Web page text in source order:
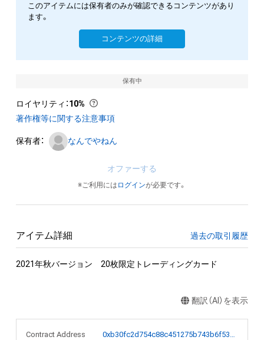
このアイテムには保有者のみが確認できるコンテンツがあり
ます。
コンテンツの詳細
保有中
ロイヤリティ ：10%
著作権等に関する注意事項
保有者： なんでやねん
オファーする
※ご利用には ログインが必要です。
アイテム詳細 過去の取引履歴
2021年秋バージョン　20枚限定トレーディングカード
翻訳（AI）を表示
Contract Address
0xb30fc2d754c88c451275b743b6f530f19f643683